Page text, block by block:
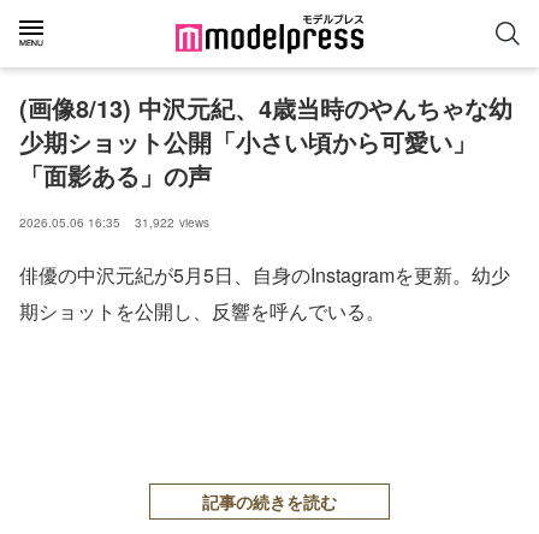
(画像8/13) 中沢元紀、4歳当時のやんちゃな幼
少期ショット公開「小さい頃から可愛い」
「面影ある」の声
2026.05.06 16:35 31,922 views
俳優の中沢元紀が5月5日、自身のInstagramを更新。幼少
期ショットを公開し、反響を呼んでいる。
記事の続きを読む